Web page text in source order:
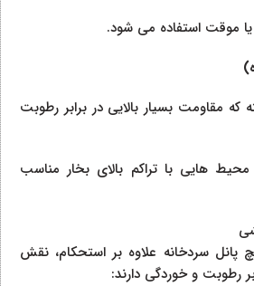
موقت استفاده می‌ شود.
که مقاومت بسیار بالایی در برابر رطوبت
هایی با تراکم بالای بخار مناسب
پانل سردخانه علاوه بر استحکام، نقش
رطوبت و خوردگی دارند: